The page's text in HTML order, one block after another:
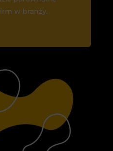
w branży.